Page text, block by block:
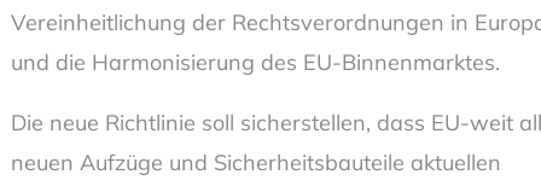
Vereinheitlichung der Rechtsverordnungen in
und die Harmonisierung des EU-Binnenmarktes.
Die neue Richtlinie soll sicherstellen, dass EU-weit
neuen Aufzüge und Sicherheitsbauteile aktuellen